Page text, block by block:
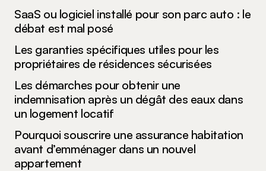
SaaS ou logiciel installé pour son parc auto : le
débat est mal posé
Les garanties spécifiques utiles pour les
propriétaires de résidences sécurisées
Les démarches pour obtenir une
indemnisation après un dégât des eaux dans
un logement locatif
Pourquoi souscrire une assurance habitation
avant d’emménager dans un nouvel
appartement